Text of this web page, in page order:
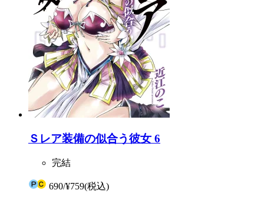
Ｓレア装備の似合う彼女 6
完結
690/¥759(税込)